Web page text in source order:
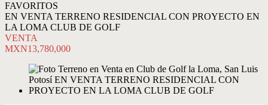
FAVORITOS
EN VENTA TERRENO RESIDENCIAL CON PROYECTO EN
LA LOMA CLUB DE GOLF
VENTA
MXN13,780,000